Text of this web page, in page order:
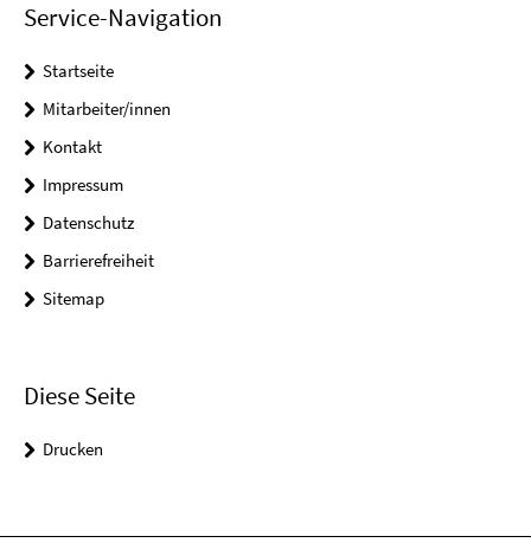
Service-Navigation
Startseite
Mitarbeiter/innen
Kontakt
Impressum
Datenschutz
Barrierefreiheit
Sitemap
Diese Seite
Drucken